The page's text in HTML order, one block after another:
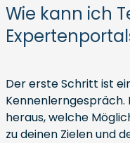
Wie kann ich
Der erste Schritt ist
Kennenlerngespräch.
heraus, welche
zu deinen Zielen und